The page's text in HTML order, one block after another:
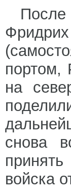
портом,
на
снова
войска